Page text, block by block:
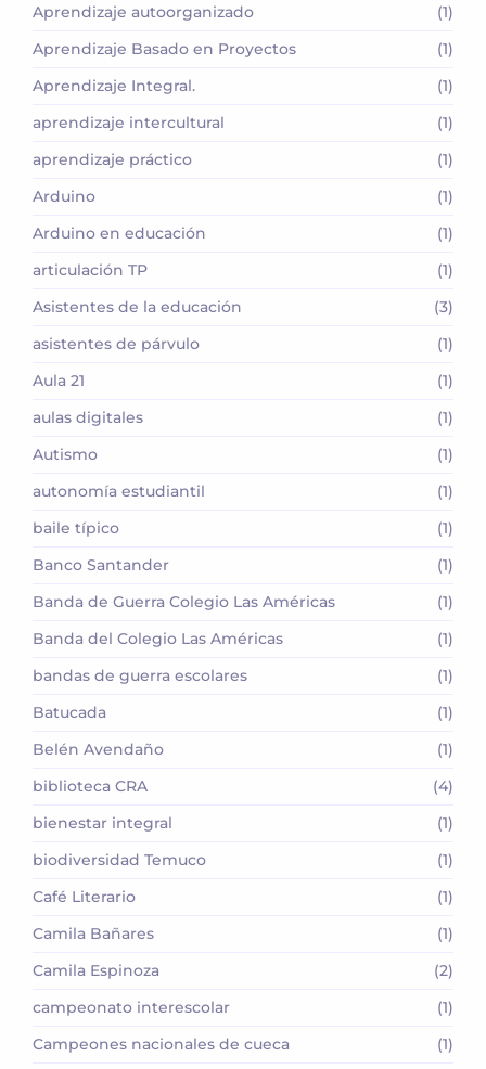
Aprendizaje autoorganizado
(1)
Aprendizaje Basado en Proyectos
(1)
Aprendizaje Integral.
(1)
aprendizaje intercultural
(1)
aprendizaje práctico
(1)
Arduino
(1)
Arduino en educación
(1)
articulación TP
(1)
Asistentes de la educación
(3)
asistentes de párvulo
(1)
Aula 21
(1)
aulas digitales
(1)
Autismo
(1)
autonomía estudiantil
(1)
baile típico
(1)
Banco Santander
(1)
Banda de Guerra Colegio Las Américas
(1)
Banda del Colegio Las Américas
(1)
bandas de guerra escolares
(1)
Batucada
(1)
Belén Avendaño
(1)
biblioteca CRA
(4)
bienestar integral
(1)
biodiversidad Temuco
(1)
Café Literario
(1)
Camila Bañares
(1)
Camila Espinoza
(2)
campeonato interescolar
(1)
Campeones nacionales de cueca
(1)